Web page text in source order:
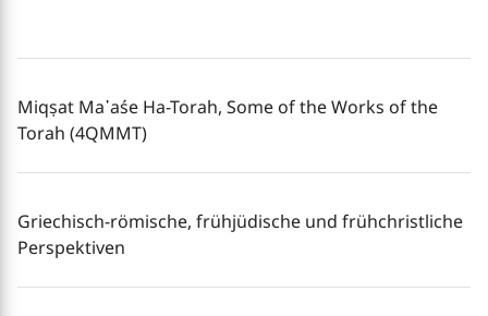
Miqṣat Ma῾aśe Ha-Torah, Some of the Works of the
Torah (4QMMT)
Griechisch-römische, frühjüdische und frühchristliche
Perspektiven